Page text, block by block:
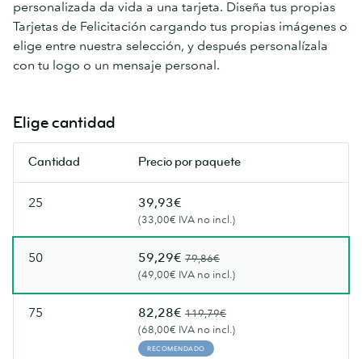
personalizada da vida a una tarjeta. Diseña tus propias
Tarjetas de Felicitación cargando tus propias imágenes o
elige entre nuestra selección, y después personalízala
con tu logo o un mensaje personal.
Elige cantidad
Cantidad Precio por paquete
25 39,93€
(33,00€ IVA no incl.)
50 59,29€ 79,86€
(49,00€ IVA no incl.)
75 82,28€ 119,79€
(68,00€ IVA no incl.)
RECOMENDADO